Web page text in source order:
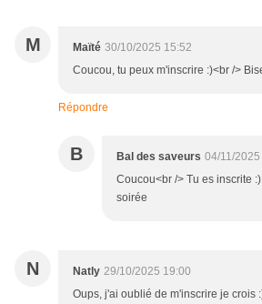
M Maïté 30/10/2025 15:52
Coucou, tu peux m'inscrire :)<br />
Répondre
B Bal des saveurs 04/11/
Coucou<br /> Tu es inscrite
soirée
N Natly 29/10/2025 19:00
Oups, j'ai oublié de m'inscrire je crois